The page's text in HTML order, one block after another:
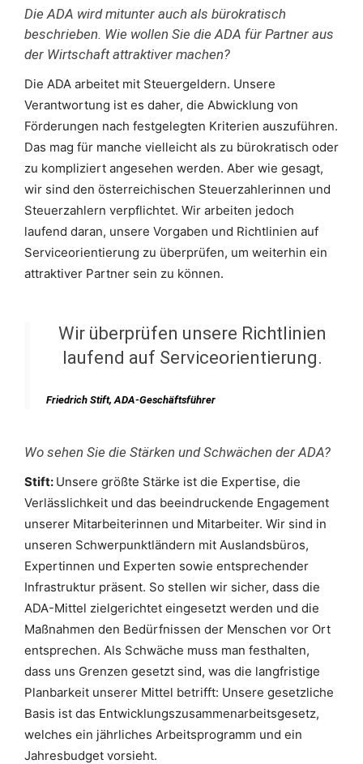
Die ADA wird mitunter auch als bürokratisch
beschrieben. Wie wollen Sie die ADA für Partner aus
der Wirtschaft attraktiver machen?
Die ADA arbeitet mit Steuergeldern. Unsere
Verantwortung ist es daher, die Abwicklung von
Förderungen nach festgelegten Kriterien auszuführen.
Das mag für manche vielleicht als zu bürokratisch oder
zu kompliziert angesehen werden. Aber wie gesagt,
wir sind den österreichischen Steuerzahlerinnen und
Steuerzahlern verpflichtet. Wir arbeiten jedoch
laufend daran, unsere Vorgaben und Richtlinien auf
Serviceorientierung zu überprüfen, um weiterhin ein
attraktiver Partner sein zu können.
Wir überprüfen unsere Richtlinien
laufend auf Serviceorientierung.
Friedrich Stift, ADA-Geschäftsführer
Wo sehen Sie die Stärken und Schwächen der ADA?
Stift: Unsere größte Stärke ist die Expertise, die
Verlässlichkeit und das beeindruckende Engagement
unserer Mitarbeiterinnen und Mitarbeiter. Wir sind in
unseren Schwerpunktländern mit Auslandsbüros,
Expertinnen und Experten sowie entsprechender
Infrastruktur präsent. So stellen wir sicher, dass die
ADA-Mittel zielgerichtet eingesetzt werden und die
Maßnahmen den Bedürfnissen der Menschen vor Ort
entsprechen. Als Schwäche muss man festhalten,
dass uns Grenzen gesetzt sind, was die langfristige
Planbarkeit unserer Mittel betrifft: Unsere gesetzliche
Basis ist das Entwicklungszusammenarbeitsgesetz,
welches ein jährliches Arbeitsprogramm und ein
Jahresbudget vorsieht.